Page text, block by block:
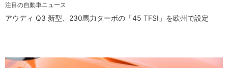
注目の自動車ニュース
アウディ Q3 新型、230馬力ターボの「45 TFSI」を欧州で設定